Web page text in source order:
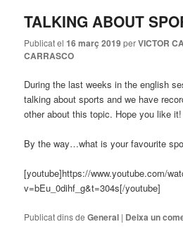
TALKING ABOUT
Publicat el16 març 2019 perVICTOR
CARRASCO
During the last weeks in the english
talking about sports and we have
other about this topic. Hope you like it!
By the way…what is your favourite
[youtube]https://www.youtube.com/
v=bEu_0dihf_g&t=304s[/youtube]
Publicat dins de General | Deixa un